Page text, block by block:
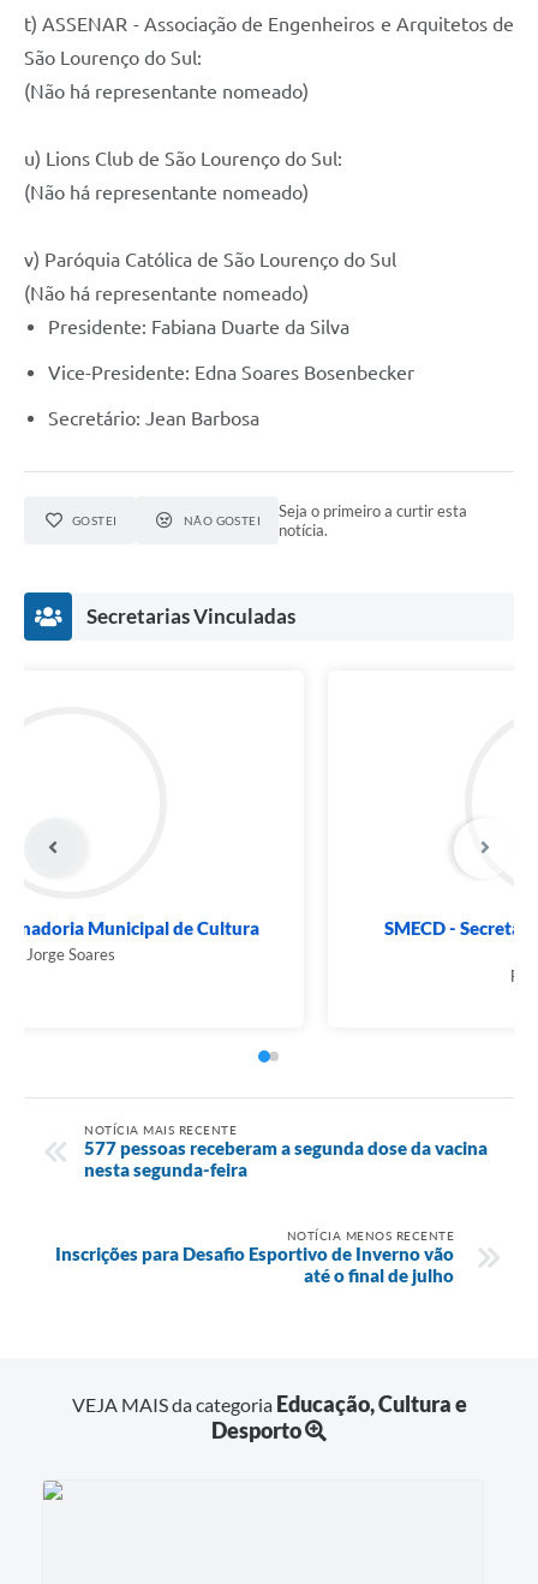
t) ASSENAR - Associação de Engenheiros e Arquitetos de
São Lourenço do Sul:
(Não há representante nomeado)
u) Lions Club de São Lourenço do Sul:
(Não há representante nomeado)
v) Paróquia Católica de São Lourenço do Sul
(Não há representante nomeado)
Presidente: Fabiana Duarte da Silva
Vice-Presidente: Edna Soares Bosenbecker
Secretário: Jean Barbosa
GOSTEI NÃO GOSTEI
Seja o primeiro a curtir esta
notícia.
Secretarias Vinculadas
SMECD - Coordenadoria Municipal de Cultura
NOTÍCIA MAIS RECENTE
577 pessoas receberam a segunda dose da vacina
nesta segunda-feira
NOTÍCIA MENOS RECENTE
Inscrições para Desafio Esportivo de Inverno vão
até o final de julho
VEJA MAIS da categoria Educação, Cultura e
Desporto